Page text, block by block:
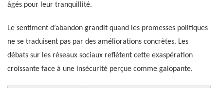
âgés pour leur tranquillité.
Le sentiment d’abandon grandit quand les promesses politiques
ne se traduisent pas par des améliorations concrètes. Les
débats sur les réseaux sociaux reflètent cette exaspération
croissante face à une insécurité perçue comme galopante.